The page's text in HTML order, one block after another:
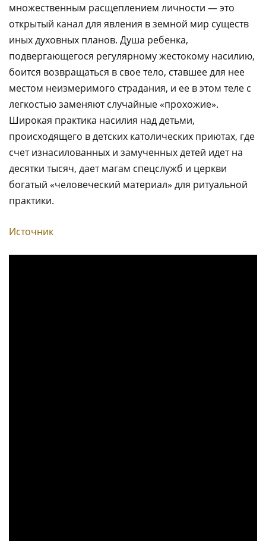
множественным расщеплением личности — это
открытый канал для явления в земной мир существ
иных духовных планов. Душа ребенка,
подвергающегося регулярному жестокому насилию,
боится возвращаться в свое тело, ставшее для нее
местом неизмеримого страдания, и ее в этом теле с
легкостью заменяют случайные «прохожие».
Широкая практика насилия над детьми,
происходящего в детских католических приютах, где
счет изнасилованных и замученных детей идет на
десятки тысяч, дает магам спецслужб и церкви
богатый «человеческий материал» для ритуальной
практики.
Источник